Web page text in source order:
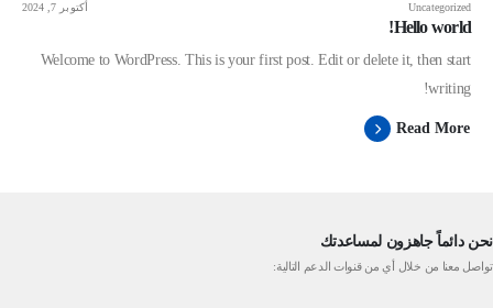
Uncategorized أكتوبر 7, 2024
Hello world!
Welcome to WordPress. This is your first post. Edit or delete it, then start
writing!
Read More
نحن دائماً جاهزون لمساعدتك
تواصل معنا من خلال أي من قنوات الدعم التالية: